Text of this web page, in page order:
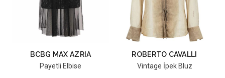
BCBG MAX AZRIA
Payetli Elbise
ROBERTO CAVALLI
Vintage İpek Bluz